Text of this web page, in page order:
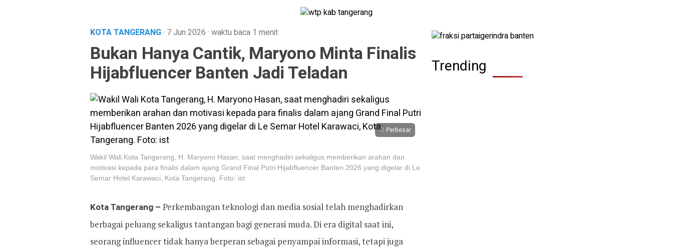
KOTA TANGERANG· 7 Jun 2026 · waktu baca 1 menit
Bukan Hanya Cantik, Maryono Minta Finalis
Hijabfluencer Banten Jadi Teladan
Perbesar
Wakil Wali Kota Tangerang, H. Maryono Hasan, saat menghadiri sekaligus memberikan arahan dan
motivasi kepada para finalis dalam ajang Grand Final Putri Hijabfluencer Banten 2026 yang digelar di Le
Semar Hotel Karawaci, Kota Tangerang. Foto: ist
Kota Tangerang – Perkembangan teknologi dan media sosial telah menghadirkan
berbagai peluang sekaligus tantangan bagi generasi muda. Di era digital saat ini,
seorang influencer tidak hanya berperan sebagai penyampai informasi, tetapi juga
Trending